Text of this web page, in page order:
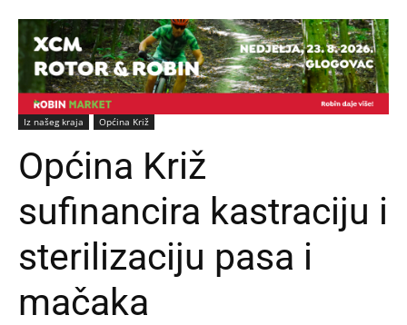
Iz našeg kraja Općina Križ
Općina Križ
sufinancira kastraciju i
sterilizaciju pasa i
mačaka